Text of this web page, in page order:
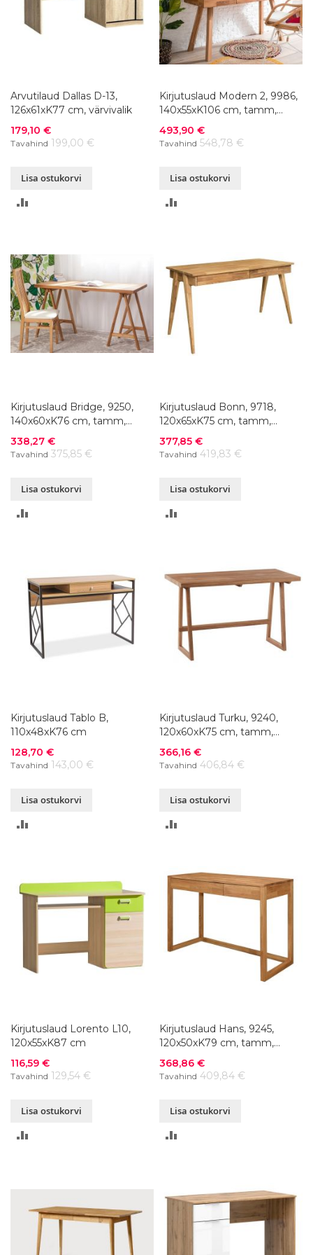
Arvutilaud Dallas D-13,
126x61xK77 cm, värvivalik
Soodushind
179,10 €
Tavahind 199,00 €
Lisa ostukorvi
Kirjutuslaud Modern 2, 9986,
140x55xK106 cm, tamm,
õlitatud
Soodushind
493,90 €
Tavahind 548,78 €
Lisa ostukorvi
Kirjutuslaud Bridge, 9250,
140x60xK76 cm, tamm,
õlitatud
Soodushind
338,27 €
Tavahind 375,85 €
Lisa ostukorvi
Kirjutuslaud Bonn, 9718,
120x65xK75 cm, tamm,
õlitatud
Soodushind
377,85 €
Tavahind 419,83 €
Lisa ostukorvi
Kirjutuslaud Tablo B,
110x48xK76 cm
Soodushind
128,70 €
Tavahind 143,00 €
Lisa ostukorvi
Kirjutuslaud Turku, 9240,
120x60xK75 cm, tamm,
õlitatud
Soodushind
366,16 €
Tavahind 406,84 €
Lisa ostukorvi
Kirjutuslaud Lorento L10,
120x55xK87 cm
Soodushind
116,59 €
Tavahind 129,54 €
Lisa ostukorvi
Kirjutuslaud Hans, 9245,
120x50xK79 cm, tamm,
õlitatud
Soodushind
368,86 €
Tavahind 409,84 €
Lisa ostukorvi